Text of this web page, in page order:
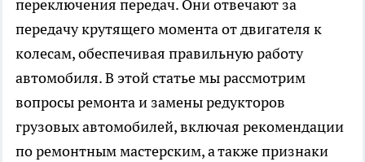
переключения передач. Они отвечают за
передачу крутящего момента от двигателя к
колесам, обеспечивая правильную работу
автомобиля. В этой статье мы рассмотрим
вопросы ремонта и замены редукторов
грузовых автомобилей, включая рекомендации
по ремонтным мастерским, а также признаки